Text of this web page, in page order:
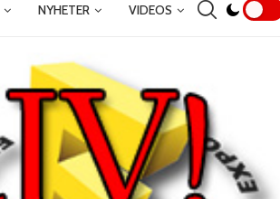
NYHETER VIDEOS